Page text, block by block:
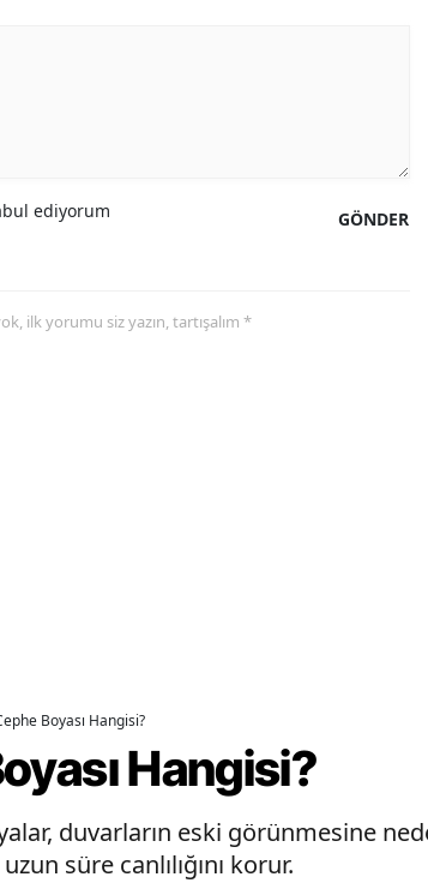
GÖNDER
ediyorum
ilk yorumu siz yazın, tartışalım *
Boyası Hangisi?
Hangisi?
duvarların eski görünmesine
süre canlılığını korur.